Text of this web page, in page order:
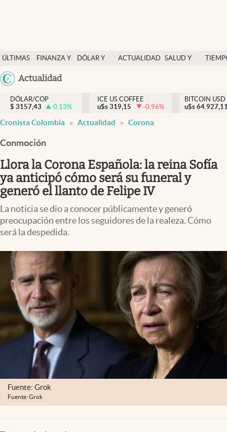
ÚLTIMAS
NOTICIAS
FINANZA Y
DÓLAR Y
ACTUALIDAD SALUD Y
México
Actualidad
Salud y nutrición
Vida espiritual
Actualidad
Colombia
DÓLAR/COP
$ 3157,43 0.13%
ICE US COFFEE
u$s 319,15 -0.96%
BITCOIN USD
u$s
Cronista Colombia Actualidad Corona
Conmoción
Llora la Corona Española: la reina Sofía
ya anticipó cómo será su funeral y
generó el llanto de Felipe IV
La noticia se dio a conocer públicamente y generó
preocupación entre los seguidores de la realeza. Cómo
será la despedida.
Fuente: Grok
Fuente: Grok